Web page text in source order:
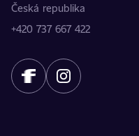
Česká republika
+420 737 667 422